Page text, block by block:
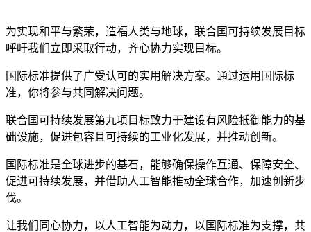
会
新
闻
详
内
为实现和平与繁荣，造福人类与地球，联合国可持续发展目标
呼吁我们立即采取行动，齐心协力实现目标。
国际标准提供了广受认可的实用解决方案。通过运用国际标
准，你将参与共同解决问题。
联合国可持续发展第九项目标致力于建设有风险抵御能力的基
础设施，促进包容且可持续的工业化发展，并推动创新。
国际标准是全球进步的基石，能够确保操作互通、保障安全、
促进可持续发展，并借助人工智能推动全球合作，加速创新步
伐。
让我们同心协力，以人工智能为动力，以国际标准为支撑，共